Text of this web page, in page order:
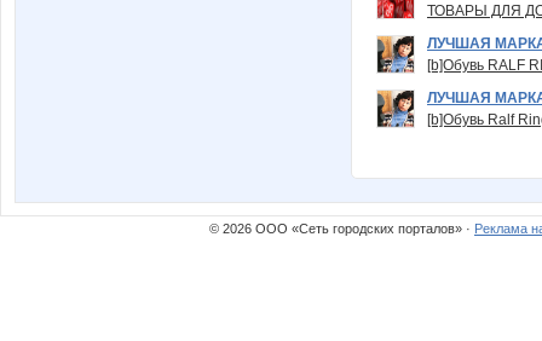
ТОВАРЫ ДЛЯ
ЛУЧШАЯ
[b]Обувь RALF
ЛУЧШАЯ
[b]Обувь Ralf
© 2026 ООО «Сеть городских порталов» · Реклама